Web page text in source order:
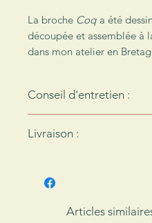
La broche Coq a été
découpée et assemblée à
dans mon atelier en
Conseil d'entretien :
préserver votre broche,
laver !
s’assouplit et se patine avec
Livraison :
Ombelles sera envoyée
emballage soigné réalisé à
Protégée dans du papier
Articles